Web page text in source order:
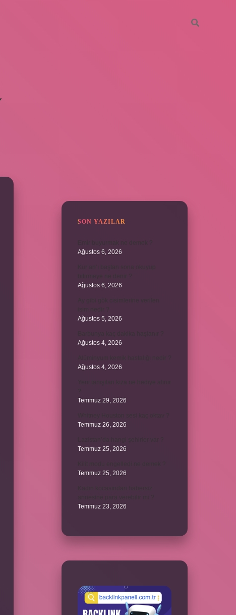
SON YAZILAR
Emir buyurmak ne demek ?
Ağustos 6, 2026
Kur’an’ı baştan sona okuyup
bitirmeye ne denir ?
Ağustos 6, 2026
Ay gibi gök cisimlerine verilen
Ağustos 5, 2026
Barbunya kaç dakika haşlanır ?
Ağustos 4, 2026
Ağustos 4, 2026
Temmuz 29, 2026
Temmuz 26, 2026
Temmuz 25, 2026
Temmuz 25, 2026
Temmuz 23, 2026